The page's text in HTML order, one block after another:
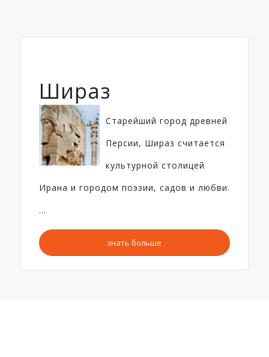
Шираз
Старейший город древней
Персии, Шираз считается
культурной столицей
Ирана и городом поэзии, садов и любви.
…
знать больше